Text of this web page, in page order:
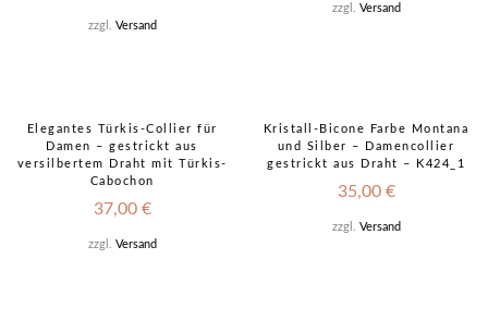
zzgl. Versand
zzgl. Versand
Elegantes Türkis-Collier für
Damen – gestrickt aus
versilbertem Draht mit Türkis-
Cabochon
37,00 €
zzgl. Versand
Kristall-Bicone Farbe Montana
und Silber – Damencollier
gestrickt aus Draht – K424_1
35,00 €
zzgl. Versand